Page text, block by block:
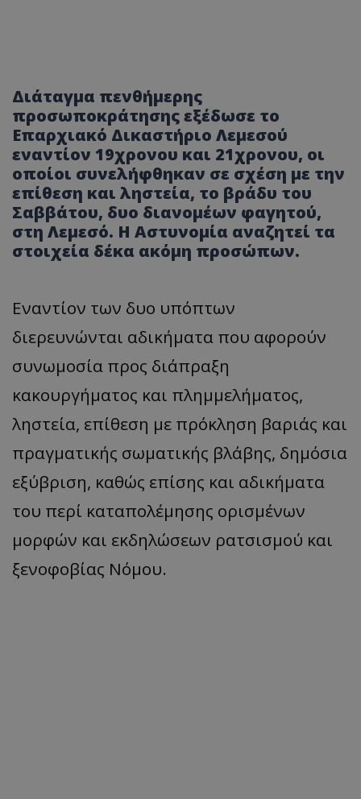
Διάταγμα πενθήμερης
προσωποκράτησης εξέδωσε το
Επαρχιακό Δικαστήριο Λεμεσού
εναντίον 19χρονου και 21χρονου, οι
οποίοι συνελήφθηκαν σε σχέση με την
επίθεση και ληστεία, το βράδυ του
Σαββάτου, δυο διανομέων φαγητού,
στη Λεμεσό. Η Αστυνομία αναζητεί τα
στοιχεία δέκα ακόμη προσώπων.
Εναντίον των δυο υπόπτων
διερευνώνται αδικήματα που αφορούν
συνωμοσία προς διάπραξη
κακουργήματος και πλημμελήματος,
ληστεία, επίθεση με πρόκληση βαριάς και
πραγματικής σωματικής βλάβης, δημόσια
εξύβριση, καθώς επίσης και αδικήματα
του περί καταπολέμησης ορισμένων
μορφών και εκδηλώσεων ρατσισμού και
ξενοφοβίας Νόμου.